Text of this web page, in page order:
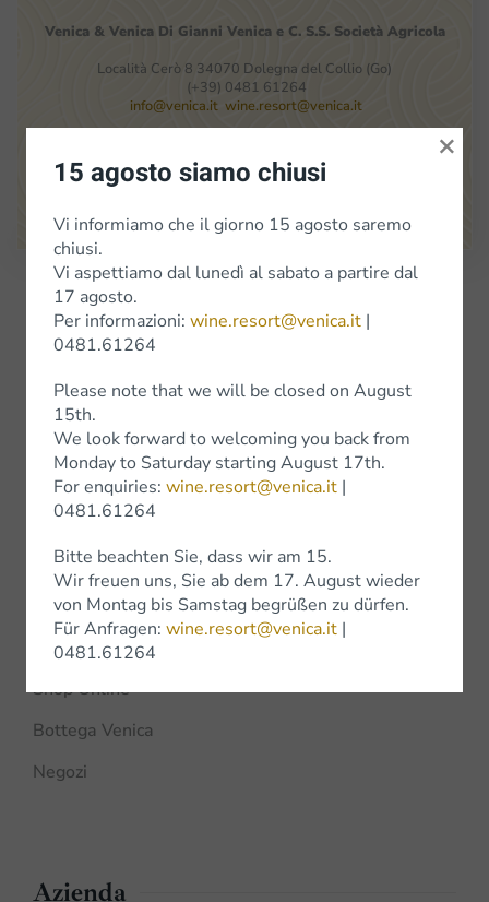
Venica & Venica Di Gianni Venica e C. S.S. Società Agricola
Località Cerò 8 34070 Dolegna del Collio (Go)
(+39) 0481 61264
info@venica.it wine.resort@venica.it
La bottega è aperta dal lunedì al sabato, dalle 9.30 alle 18.00.
I sabati di gennaio la bottega resterà chiusa
Google Maps
Iscriviti alla Newsletter
Vini
Vini bianchi
Vini Rossi
Wine Experience
Shop
Shop Online
Bottega Venica
Negozi
Azienda
15 agosto siamo chiusi
Vi informiamo che il giorno 15 agosto saremo
chiusi.
Vi aspettiamo dal lunedì al sabato a partire dal
17 agosto.
Per informazioni: wine.resort@venica.it |
0481.61264
Please note that we will be closed on August
15th.
We look forward to welcoming you back from
Monday to Saturday starting August 17th.
For enquiries: wine.resort@venica.it |
0481.61264
Bitte beachten Sie, dass wir am 15.
Wir freuen uns, Sie ab dem 17. August wieder
von Montag bis Samstag begrüßen zu dürfen.
Für Anfragen: wine.resort@venica.it |
0481.61264
×